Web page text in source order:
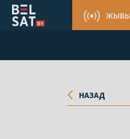
ЖЫВЫ
НАЗАД